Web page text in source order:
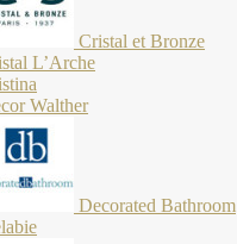
Cristal et Bronze
L’Arche
Walther
Decorated Bathroom